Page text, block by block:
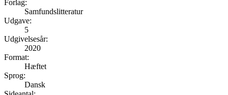
Forlag:
Samfundslitteratur
Udgave:
5
Udgivelsesår:
2020
Format:
Hæftet
Sprog:
Dansk